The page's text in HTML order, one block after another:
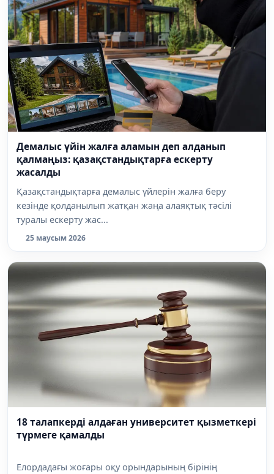
Демалыс үйін жалға аламын деп алданып
қалмаңыз: қазақстандықтарға ескерту
жасалды
Қазақстандықтарға демалыс үйлерін жалға беру
кезінде қолданылып жатқан жаңа алаяқтық тәсілі
туралы ескерту жас...
25 маусым 2026
18 талапкерді алдаған университет қызметкері
түрмеге қамалды
Елордадағы жоғары оқу орындарының бірінің